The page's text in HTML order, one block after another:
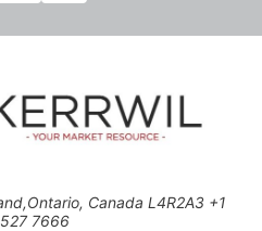
Canada L4R2A3 +1
7666